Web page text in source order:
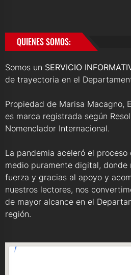
QUIENES SOMOS:
Somos un SERVICIO
de trayectoria en el
Propiedad de Marisa Macagno,
es marca registrada según
Nomenclador Internacional.
La pandemia aceleró el proceso
medio puramente digital, donde
fuerza y gracias al apoyo y
nuestros lectores, nos
de mayor alcance en el
región.